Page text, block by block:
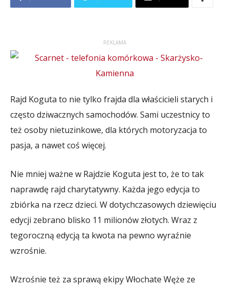
REKLAMA
Rajd Koguta to nie tylko frajda dla właścicieli starych i
często dziwacznych samochodów. Sami uczestnicy to
też osoby nietuzinkowe, dla których motoryzacja to
pasja, a nawet coś więcej.
Nie mniej ważne w Rajdzie Koguta jest to, że to tak
naprawdę rajd charytatywny. Każda jego edycja to
zbiórka na rzecz dzieci. W dotychczasowych dziewięciu
edycji zebrano blisko 11 milionów złotych. Wraz z
tegoroczną edycją ta kwota na pewno wyraźnie
wzrośnie.
Wzrośnie też za sprawą ekipy Włochate Węże ze